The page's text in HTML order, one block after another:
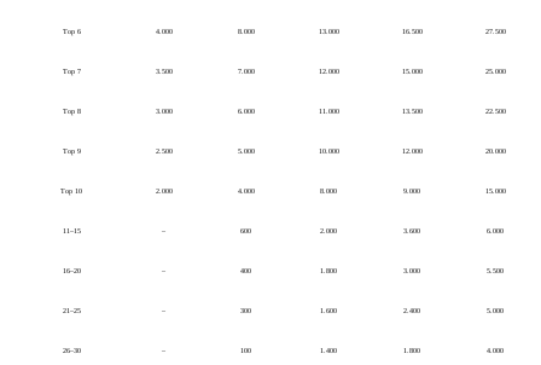
Top 6 4.000 8.000 13.000 16.500 27.500
Top 7 3.500 7.000 12.000 15.000 25.000
Top 8 3.000 6.000 11.000 13.500 22.500
Top 9 2.500 5.000 10.000 12.000 20.000
Top 10 2.000 4.000 8.000 9.000 15.000
11–15 – 600 2.000 3.600 6.000
16–20 – 400 1.800 3.000 5.500
21–25 – 300 1.600 2.400 5.000
26–30 – 100 1.400 1.800 4.000